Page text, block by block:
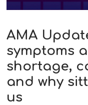
AMA
symptoms
shortage,
and why
us